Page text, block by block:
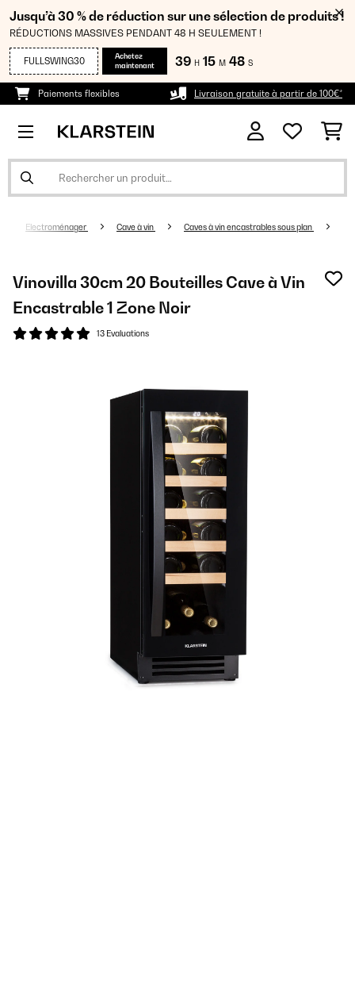
Jusqu’à 30 % de réduction sur une sélection de produits !
RÉDUCTIONS MASSIVES PENDANT 48 H SEULEMENT !
FULLSWING30
Achetez
maintenant
39 H 15 M 48 S
Paiements flexibles Livraison gratuite à partir de 100€*
Electroménager Cave à vin Caves à vin encastrables sous plan
Vinovilla 30cm 20 Bouteilles Cave à Vin
Encastrable 1 Zone Noir
13 Evaluations